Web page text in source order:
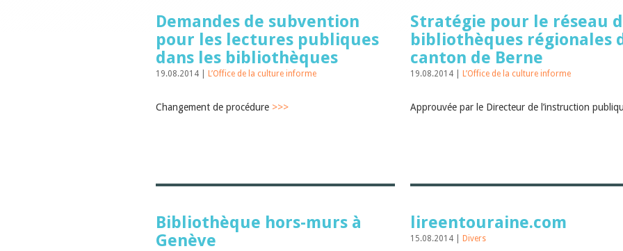
Demandes de subvention
pour les lectures publiques
dans les bibliothèques
19.08.2014 | L’Office de la culture informe
Changement de procédure >>>
Stratégie pour le réseau
bibliothèques régionales
canton de Berne
19.08.2014 | L’Office de la culture informe
Approuvée par le Directeur de l’instruction
Bibliothèque hors-murs à
Genève
lireentouraine.com
15.08.2014 | Divers